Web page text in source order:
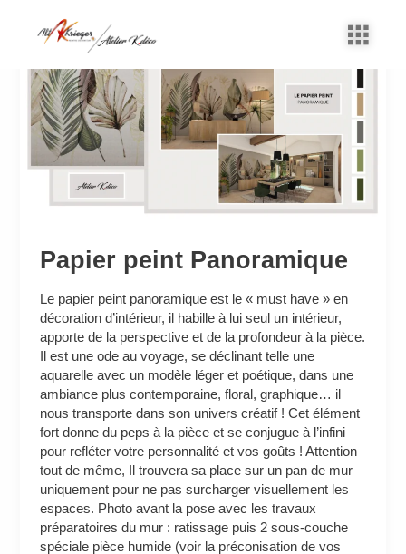
contenu
Papier peint Panoramique
Le papier peint panoramique est le « must have » en
décoration d’intérieur, il habille à lui seul un intérieur,
apporte de la perspective et de la profondeur à la pièce.
Il est une ode au voyage, se déclinant telle une
aquarelle avec un modèle léger et poétique, dans une
ambiance plus contemporaine, floral, graphique… il
nous transporte dans son univers créatif ! Cet élément
fort donne du peps à la pièce et se conjugue à l’infini
pour refléter votre personnalité et vos goûts ! Attention
tout de même, Il trouvera sa place sur un pan de mur
uniquement pour ne pas surcharger visuellement les
espaces. Photo avant la pose avec les travaux
préparatoires du mur : ratissage puis 2 sous-couche
spéciale pièce humide (voir la préconisation de vos
Papier
peint
Panoramique